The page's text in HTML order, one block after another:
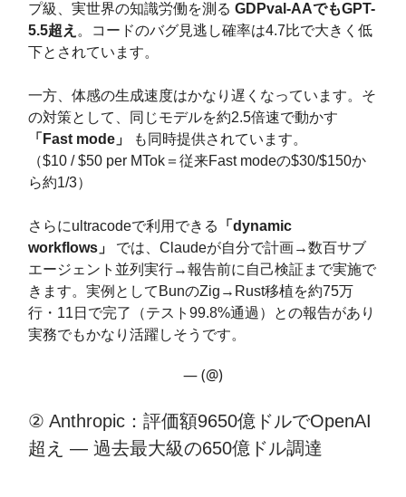
プ級、実世界の知識労働を測る GDPval-AAでもGPT-
5.5超え 。コードのバグ見逃し確率は4.7比で大きく低
下とされています。
一方、体感の生成速度はかなり遅くなっています。そ
の対策として、同じモデルを約2.5倍速で動かす
「Fast mode」
も同時提供されています。
（$10 / $50 per MTok＝従来Fast modeの$30/$150か
ら約1/3）
さらにultracodeで利用できる
「dynamic
workflows」
では、Claudeが自分で計画→数百サブ
エージェント並列実行→報告前に自己検証まで実施で
きます。実例としてBunのZig→Rust移植を約75万
行・11日で完了（テスト99.8%通過）との報告があり
実務でもかなり活躍しそうです。
— (@)
② Anthropic：評価額9650億ドルでOpenAI
超え — 過去最大級の650億ドル調達